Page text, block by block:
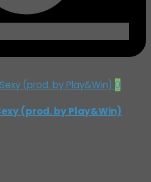
0
(prod. by Play&Win)